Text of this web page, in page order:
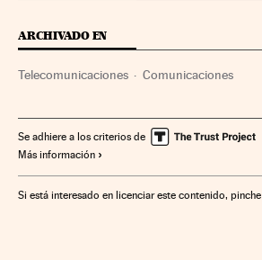
ARCHIVADO EN
Telecomunicaciones Comunicaciones
Se adhiere a los criterios de
Más información
Si está interesado en licenciar este contenido, pinche